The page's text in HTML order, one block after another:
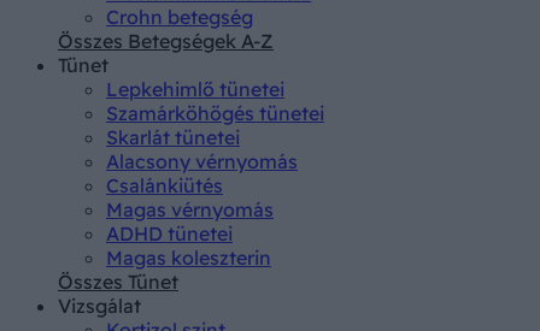
Crohn betegség
Összes Betegségek A-Z
Tünet
Lepkehimlő tünetei
Szamárköhögés tünetei
Skarlát tünetei
Alacsony vérnyomás
Csalánkiütés
Magas vérnyomás
ADHD tünetei
Magas koleszterin
Összes Tünet
Vizsgálat